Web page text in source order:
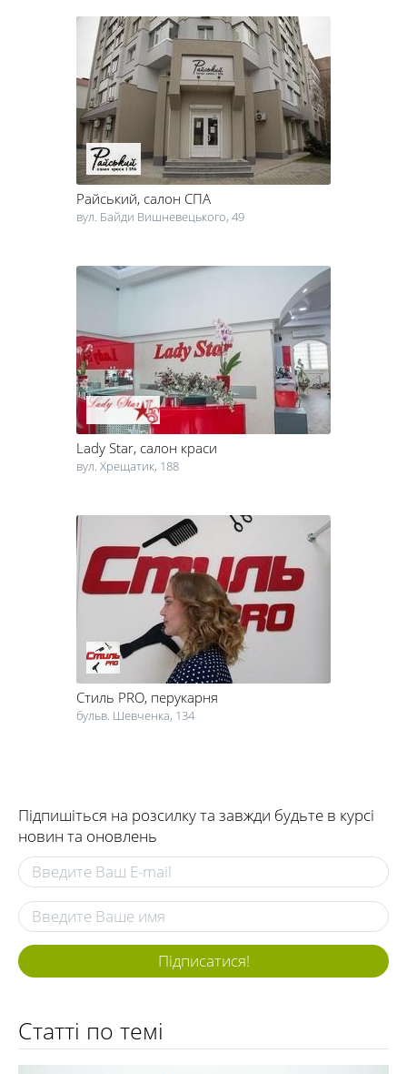
Райський, салон СПА
вул. Байди Вишневецького, 49
Lady Star, салон краси
вул. Хрещатик, 188
Стиль PRO, перукарня
бульв. Шевченка, 134
Підпишіться на розсилку та завжди будьте в курсі
новин та оновлень
Підписатися!
Статті по темі